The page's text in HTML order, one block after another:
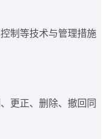
制等技术与管理措施
更正、删除、撤回同